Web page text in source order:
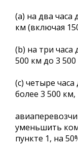
(a) на два часа
км (включая
(b) на три часа
500 км до 3
(c) четыре
более 3 500 км,
уменьшить
пункте 1, на